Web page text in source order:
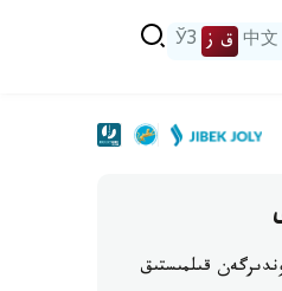
中文 ق ز ЎЗ
وندىرگەن قىلمىستىق